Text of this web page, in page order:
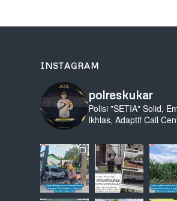
INSTAGRAM
polreskukar
Polisi "SETIA" Solid,
Ikhlas, Adaptif Call